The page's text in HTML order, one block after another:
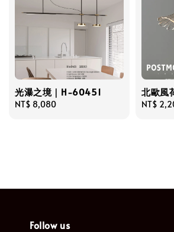
光瀑之境｜H-60451
Regular
NT$ 8,080
北歐風
Regular
NT$
Follow us